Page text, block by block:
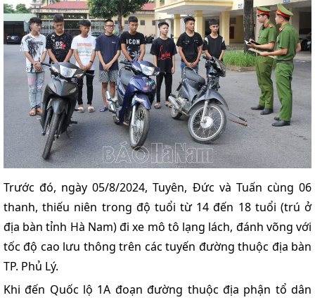
Trước đó, ngày 05/8/2024, Tuyên, Đức và Tuấn cùng 06
thanh, thiếu niên trong độ tuổi từ 14 đến 18 tuổi (trú ở
địa bàn tỉnh Hà Nam) đi xe mô tô lạng lách, đánh võng với
tốc độ cao lưu thông trên các tuyến đường thuộc địa bàn
TP. Phủ Lý.
Khi đến Quốc lộ 1A đoạn đường thuộc địa phận tổ dân